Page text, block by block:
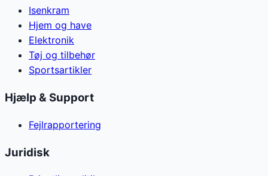
Isenkram
Hjem og have
Elektronik
Tøj og tilbehør
Sportsartikler
Hjælp & Support
Fejlrapportering
Juridisk